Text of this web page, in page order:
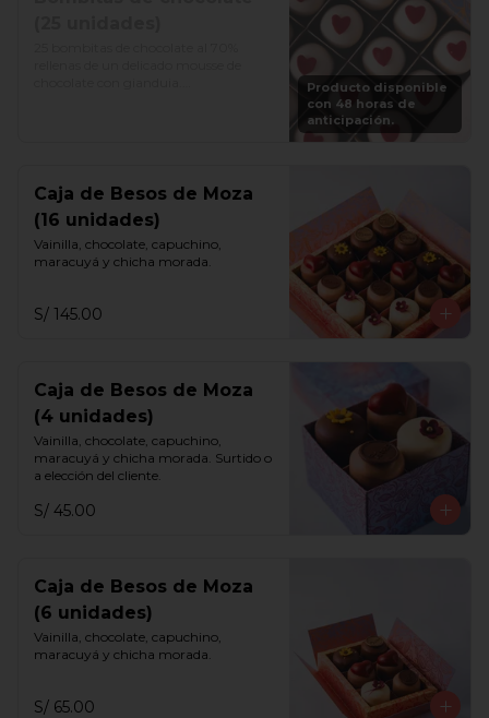
Producto disponible
con 48 horas de
anticipación.
Caja de Besos de Moza
(16 unidades)
Vainilla, chocolate, capuchino,
maracuyá y chicha morada.
S/ 145.00
Caja de Besos de Moza
(4 unidades)
Vainilla, chocolate, capuchino,
maracuyá y chicha morada. Surtido o
a elección del cliente.
S/ 45.00
Caja de Besos de Moza
(6 unidades)
Vainilla, chocolate, capuchino,
maracuyá y chicha morada.
S/ 65.00